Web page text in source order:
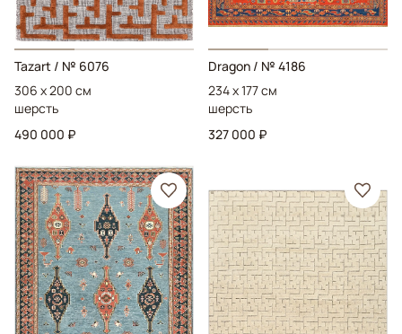
Tazart / № 6076
306 x 200 см
шерсть
490 000 ₽
Dragon / № 4186
234 x 177 см
шерсть
327 000 ₽